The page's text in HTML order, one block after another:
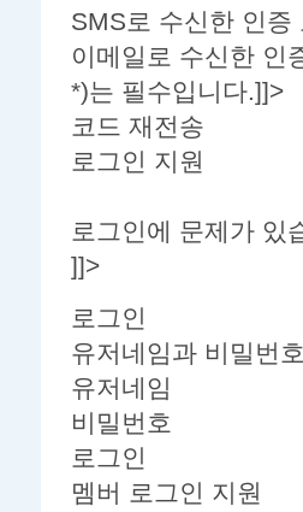
SMS로 수신한 인증
이메일로 수신한 인
*)는 필수입니다.]]>
코드 재전송
로그인 지원
로그인에 문제가 있
]]>
로그인
유저네임과 비밀번
유저네임
비밀번호
로그인
멤버 로그인 지원